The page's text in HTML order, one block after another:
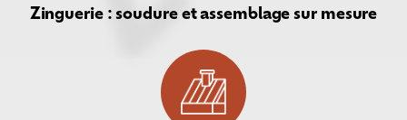
Zinguerie : soudure et assemblage sur mesure